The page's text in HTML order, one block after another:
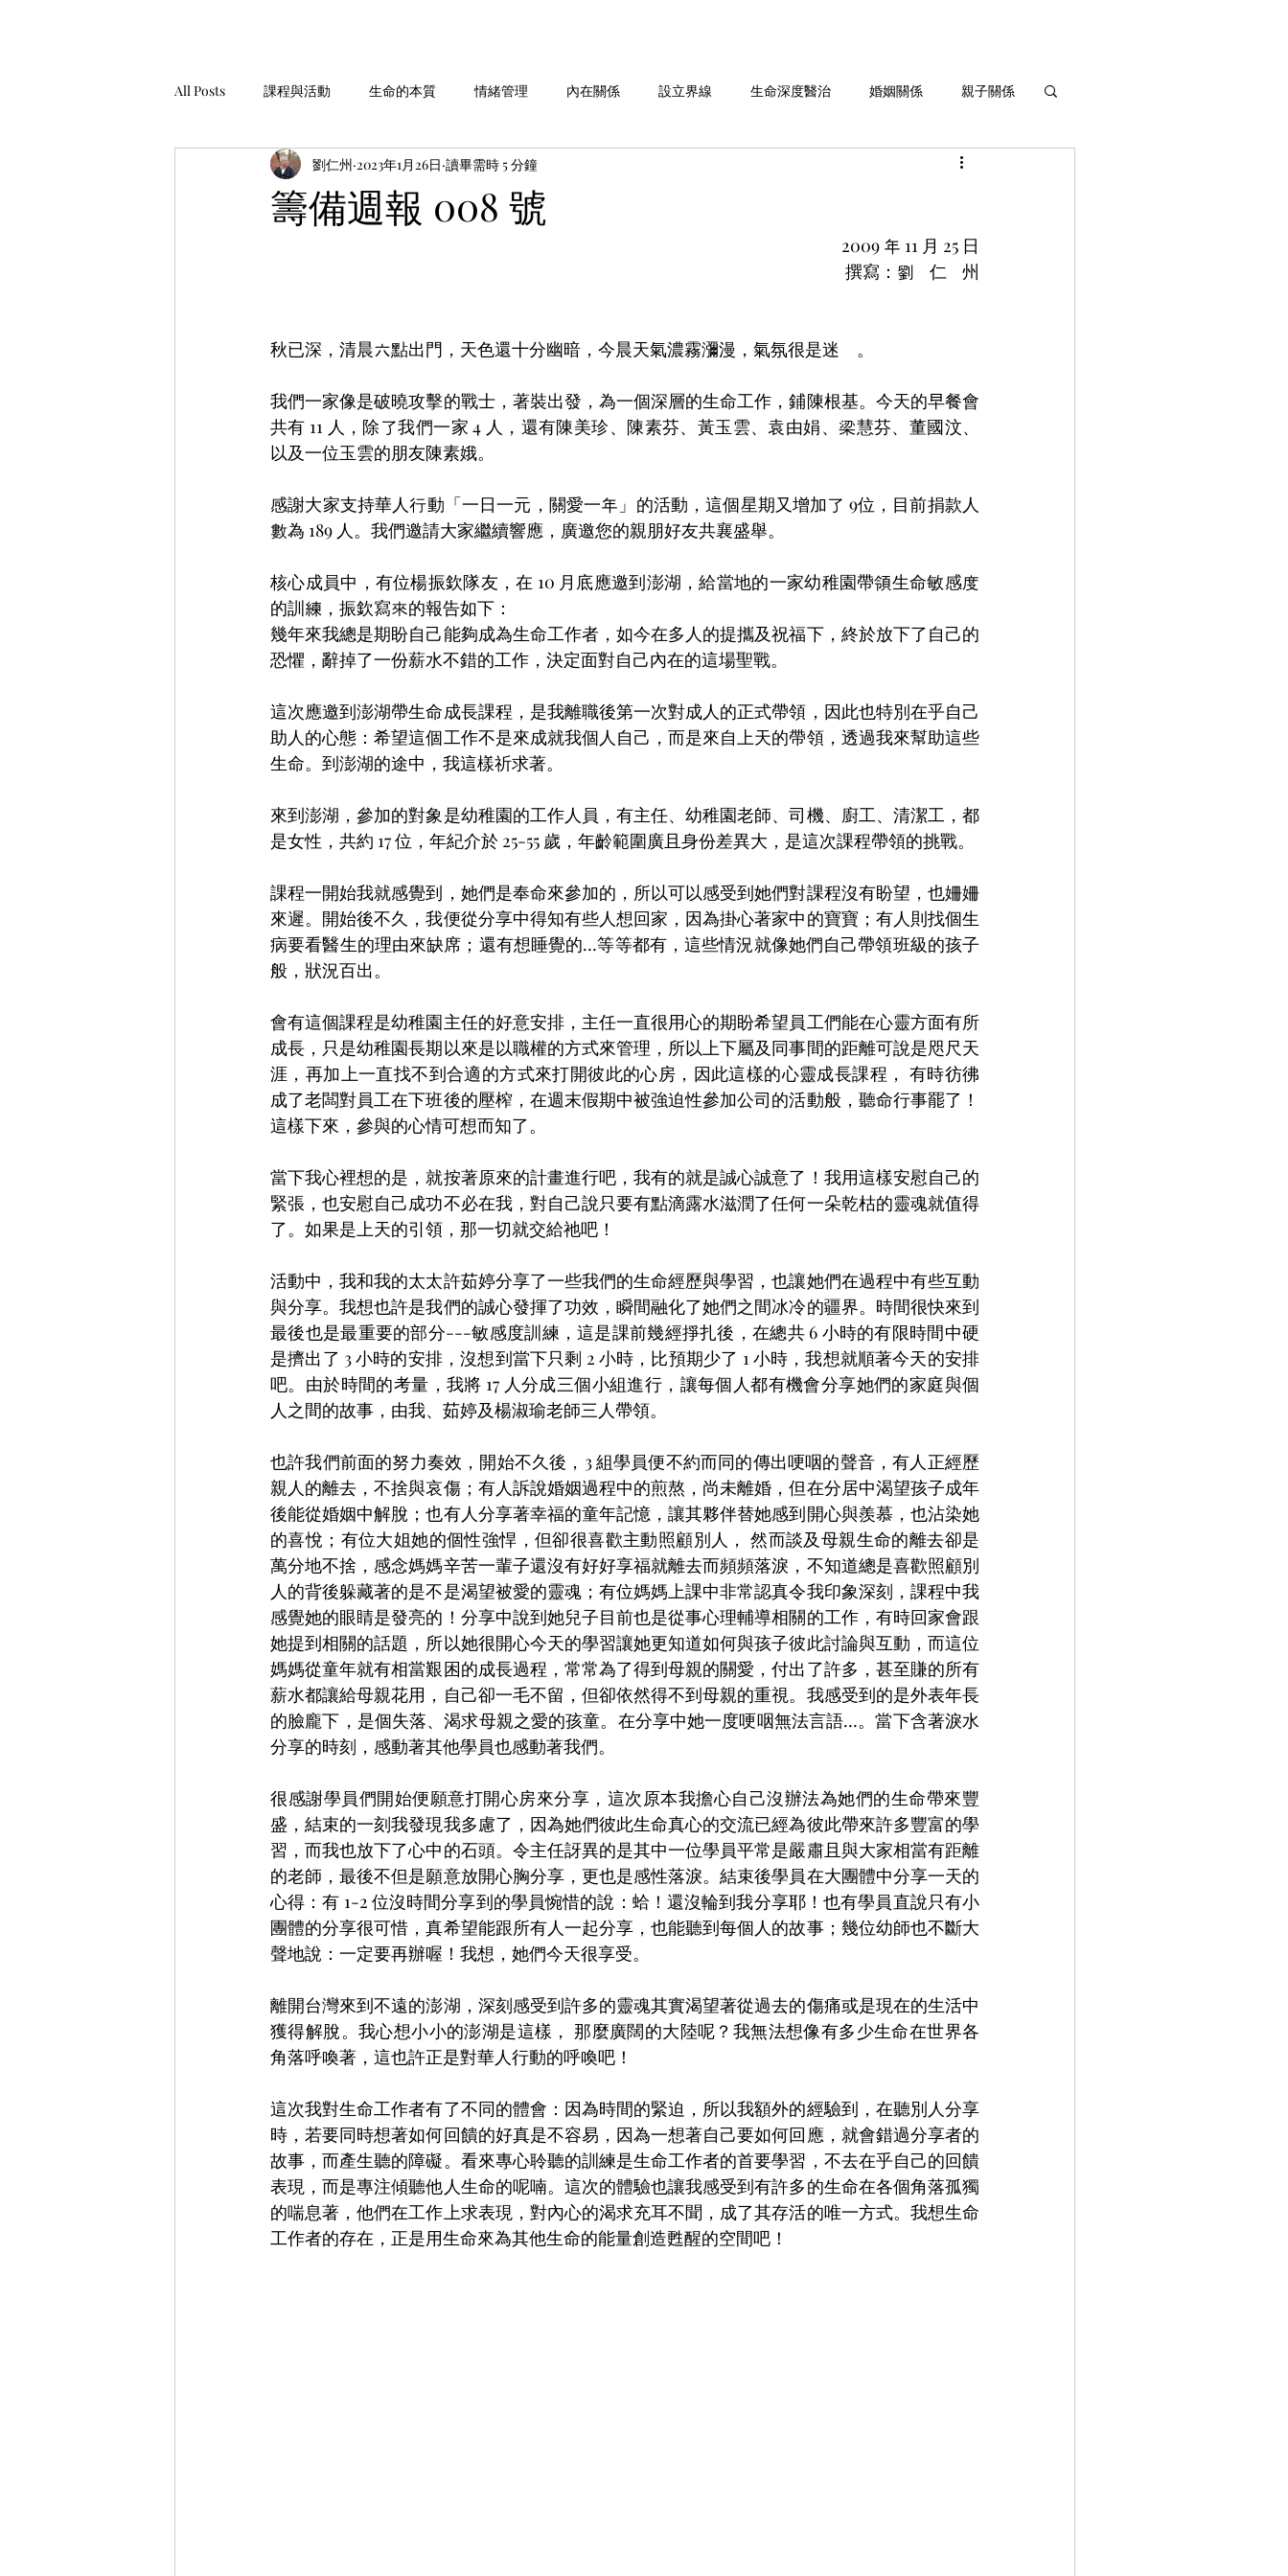
All Posts 課程與活動 生命的本質 情緒管理 內在關係 設立界線 生命深度醫治 婚姻關係 親子關係
工作與金錢 生命故事分享 劉老師說 系列 生命灌溉與成長
籌備週報 008 號
劉仁州 2023年1月26日 讀畢需時 5 分鐘
2009 年 11 月 25 日
撰寫：劉    仁    州
秋已深，清晨六點出門，天色還十分幽暗，今晨天氣濃霧瀰漫，氣氛很是迷離。
我們一家像是破曉攻擊的戰士，著裝出發，為一個深層的生命工作，鋪陳根基。今天的早餐會
共有 11 人，除了我們一家 4 人，還有陳美珍、陳素芬、黃玉雲、袁由娟、梁慧芬、董國汶、
以及一位玉雲的朋友陳素娥。
感謝大家支持華人行動「一日一元，關愛一年」的活動，這個星期又增加了 9位，目前捐款人
數為 189 人。我們邀請大家繼續響應，廣邀您的親朋好友共襄盛舉。
核心成員中，有位楊振欽隊友，在 10 月底應邀到澎湖，給當地的一家幼稚園帶領生命敏感度
的訓練，振欽寫來的報告如下：
幾年來我總是期盼自己能夠成為生命工作者，如今在多人的提攜及祝福下，終於放下了自己的
恐懼，辭掉了一份薪水不錯的工作，決定面對自己內在的這場聖戰。
這次應邀到澎湖帶生命成長課程，是我離職後第一次對成人的正式帶領，因此也特別在乎自己
助人的心態：希望這個工作不是來成就我個人自己，而是來自上天的帶領，透過我來幫助這些
生命。到澎湖的途中，我這樣祈求著。
來到澎湖，參加的對象是幼稚園的工作人員，有主任、幼稚園老師、司機、廚工、清潔工，都
是女性，共約 17 位，年紀介於 25-55 歲，年齡範圍廣且身份差異大，是這次課程帶領的挑戰。
課程一開始我就感覺到，她們是奉命來參加的，所以可以感受到她們對課程沒有盼望，也姍姍
來遲。開始後不久，我便從分享中得知有些人想回家，因為掛心著家中的寶寶；有人則找個生
病要看醫生的理由來缺席；還有想睡覺的…等等都有，這些情況就像她們自己帶領班級的孩子
般，狀況百出。
會有這個課程是幼稚園主任的好意安排，主任一直很用心的期盼希望員工們能在心靈方面有所
成長，只是幼稚園長期以來是以職權的方式來管理，所以上下屬及同事間的距離可說是咫尺天
涯，再加上一直找不到合適的方式來打開彼此的心房，因此這樣的心靈成長課程， 有時彷彿
成了老闆對員工在下班後的壓榨，在週末假期中被強迫性參加公司的活動般，聽命行事罷了！
這樣下來，參與的心情可想而知了。
當下我心裡想的是，就按著原來的計畫進行吧，我有的就是誠心誠意了！我用這樣安慰自己的
緊張，也安慰自己成功不必在我，對自己說只要有點滴露水滋潤了任何一朵乾枯的靈魂就值得
了。如果是上天的引領，那一切就交給祂吧！
活動中，我和我的太太許茹婷分享了一些我們的生命經歷與學習，也讓她們在過程中有些互動
與分享。我想也許是我們的誠心發揮了功效，瞬間融化了她們之間冰冷的疆界。時間很快來到
最後也是最重要的部分---敏感度訓練，這是課前幾經掙扎後，在總共 6 小時的有限時間中硬
是擠出了 3 小時的安排，沒想到當下只剩 2 小時，比預期少了 1 小時，我想就順著今天的安排
吧。由於時間的考量，我將 17 人分成三個小組進行，讓每個人都有機會分享她們的家庭與個
人之間的故事，由我、茹婷及楊淑瑜老師三人帶領。
也許我們前面的努力奏效，開始不久後，3 組學員便不約而同的傳出哽咽的聲音，有人正經歷
親人的離去，不捨與哀傷；有人訴說婚姻過程中的煎熬，尚未離婚，但在分居中渴望孩子成年
後能從婚姻中解脫；也有人分享著幸福的童年記憶，讓其夥伴替她感到開心與羨慕，也沾染她
的喜悅；有位大姐她的個性強悍，但卻很喜歡主動照顧別人， 然而談及母親生命的離去卻是
萬分地不捨，感念媽媽辛苦一輩子還沒有好好享福就離去而頻頻落淚，不知道總是喜歡照顧別
人的背後躲藏著的是不是渴望被愛的靈魂；有位媽媽上課中非常認真令我印象深刻，課程中我
感覺她的眼睛是發亮的！分享中說到她兒子目前也是從事心理輔導相關的工作，有時回家會跟
她提到相關的話題，所以她很開心今天的學習讓她更知道如何與孩子彼此討論與互動，而這位
媽媽從童年就有相當艱困的成長過程，常常為了得到母親的關愛，付出了許多，甚至賺的所有
薪水都讓給母親花用，自己卻一毛不留，但卻依然得不到母親的重視。我感受到的是外表年長
的臉龐下，是個失落、渴求母親之愛的孩童。在分享中她一度哽咽無法言語…。當下含著淚水
分享的時刻，感動著其他學員也感動著我們。
很感謝學員們開始便願意打開心房來分享，這次原本我擔心自己沒辦法為她們的生命帶來豐
盛，結束的一刻我發現我多慮了，因為她們彼此生命真心的交流已經為彼此帶來許多豐富的學
習，而我也放下了心中的石頭。令主任訝異的是其中一位學員平常是嚴肅且與大家相當有距離
的老師，最後不但是願意放開心胸分享，更也是感性落淚。結束後學員在大團體中分享一天的
心得：有 1-2 位沒時間分享到的學員惋惜的說：蛤！還沒輪到我分享耶！也有學員直說只有小
團體的分享很可惜，真希望能跟所有人一起分享，也能聽到每個人的故事；幾位幼師也不斷大
聲地說：一定要再辦喔！我想，她們今天很享受。
離開台灣來到不遠的澎湖，深刻感受到許多的靈魂其實渴望著從過去的傷痛或是現在的生活中
獲得解脫。我心想小小的澎湖是這樣， 那麼廣闊的大陸呢？我無法想像有多少生命在世界各
角落呼喚著，這也許正是對華人行動的呼喚吧！
這次我對生命工作者有了不同的體會：因為時間的緊迫，所以我額外的經驗到，在聽別人分享
時，若要同時想著如何回饋的好真是不容易，因為一想著自己要如何回應，就會錯過分享者的
故事，而產生聽的障礙。看來專心聆聽的訓練是生命工作者的首要學習，不去在乎自己的回饋
表現，而是專注傾聽他人生命的呢喃。這次的體驗也讓我感受到有許多的生命在各個角落孤獨
的喘息著，他們在工作上求表現，對內心的渴求充耳不聞，成了其存活的唯一方式。我想生命
工作者的存在，正是用生命來為其他生命的能量創造甦醒的空間吧！